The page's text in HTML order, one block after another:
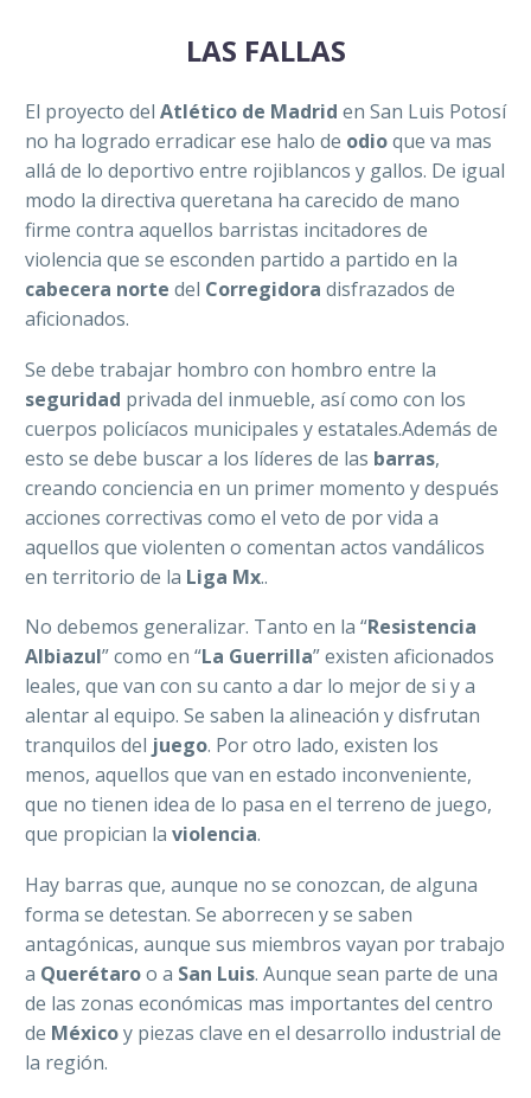
LAS FALLAS
El proyecto del Atlético de Madrid en San Luis Potosí
no ha logrado erradicar ese halo de odioque va mas
allá de lo deportivo entre rojiblancos y gallos. De igual
modo la directiva queretana ha carecido de mano
firme contra aquellos barristas incitadores de
violencia que se esconden partido a partido en la
cabecera norte del Corregidora disfrazados de
aficionados.
Se debe trabajar hombro con hombro entre la
seguridad privada del inmueble, así como con los
cuerpos policíacos municipales y estatales.Además de
esto se debe buscar a los líderes de las barras,
creando conciencia en un primer momento y después
acciones correctivas como el veto de por vida a
aquellos que violenten o comentan actos vandálicos
en territorio de la Liga Mx..
No debemos generalizar. Tanto en la “Resistencia
Albiazul” como en “La Guerrilla” existen aficionados
leales, que van con su canto a dar lo mejor de si y a
alentar al equipo. Se saben la alineación y disfrutan
tranquilos del juego. Por otro lado, existen los
menos, aquellos que van en estado inconveniente,
que no tienen idea de lo pasa en el terreno de juego,
que propician la violencia.
Hay barras que, aunque no se conozcan, de alguna
forma se detestan. Se aborrecen y se saben
antagónicas, aunque sus miembros vayan por trabajo
a Querétaroo a San Luis. Aunque sean parte de una
de las zonas económicas mas importantes del centro
de Méxicoy piezas clave en el desarrollo industrial de
la región.